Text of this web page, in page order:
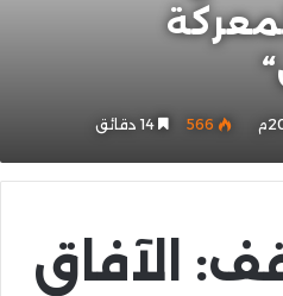
566
الآفاق